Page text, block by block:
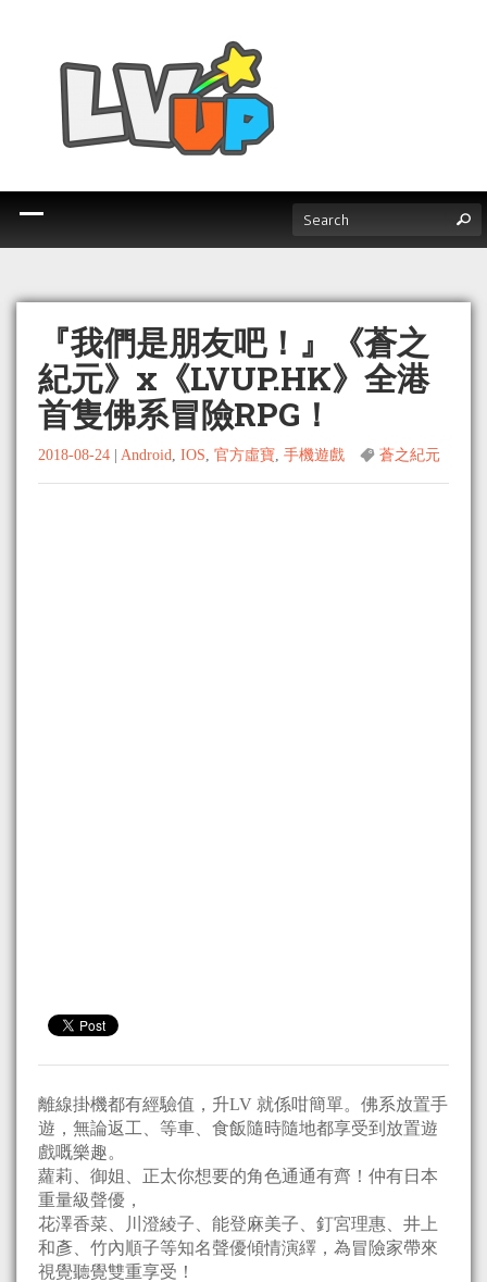
『我們是朋友吧！』《蒼之
紀元》x《LVUP.HK》全港
首隻佛系冒險RPG！
2018-08-24 Android, IOS, 官方虛寶, 手機遊戲 蒼之紀元
離線掛機都有經驗值，升LV 就係咁簡單。佛系放置手
遊，無論返工、等車、食飯隨時隨地都享受到放置遊
戲嘅樂趣。
蘿莉、御姐、正太你想要的角色通通有齊！仲有日本
重量級聲優，
花澤香菜、川澄綾子、能登麻美子、釘宮理惠、井上
和彥、竹內順子等知名聲優傾情演繹，為冒險家帶來
視覺聽覺雙重享受！